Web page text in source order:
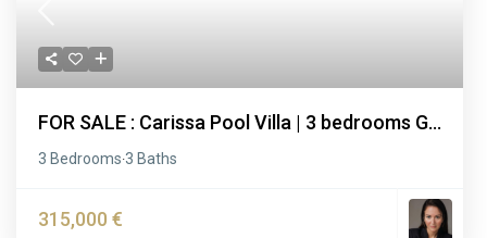
FOR SALE : Carissa Pool Villa | 3 bedrooms G...
3 Bedrooms·3 Baths
315,000 €